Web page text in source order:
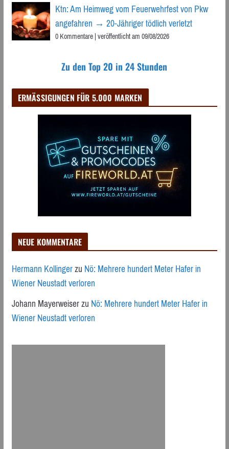
Ktn: Am Heimweg vom Feuerwehrfest von Pkw
angefahren → 20-Jähriger tödlich verletzt
0 Kommentare|veröffentlicht am 09/08/2026
Zu den Top 20 in 24 Stunden
ERMÄSSIGUNGEN FÜR 5.000 MARKEN
NEUE KOMMENTARE
Hermann KollingerzuNö: Mehrere hundert Meter Hafer in
Wiener Neustadt verloren
Johann MayerweiserzuNö: Mehrere hundert Meter Hafer in
Wiener Neustadt verloren